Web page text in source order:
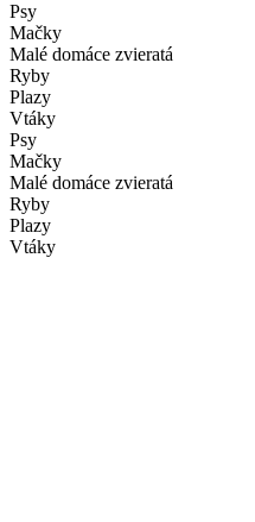
Psy
Mačky
Malé domáce zvieratá
Ryby
Plazy
Vtáky
Psy
Mačky
Malé domáce zvieratá
Ryby
Plazy
Vtáky